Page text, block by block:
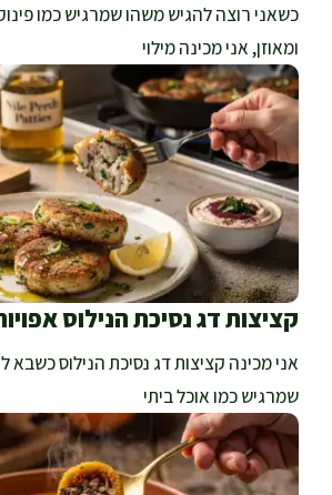
כשאני רוצה להגיש משהו שמרגיש כמו פינוק
ומאוזן, אני מכינה מילוי
קציצות דג נסיכת הנילוס
אני מכינה קציצות דג נסיכת הנילוס כשבא
שמרגיש כמו אוכל ביתי